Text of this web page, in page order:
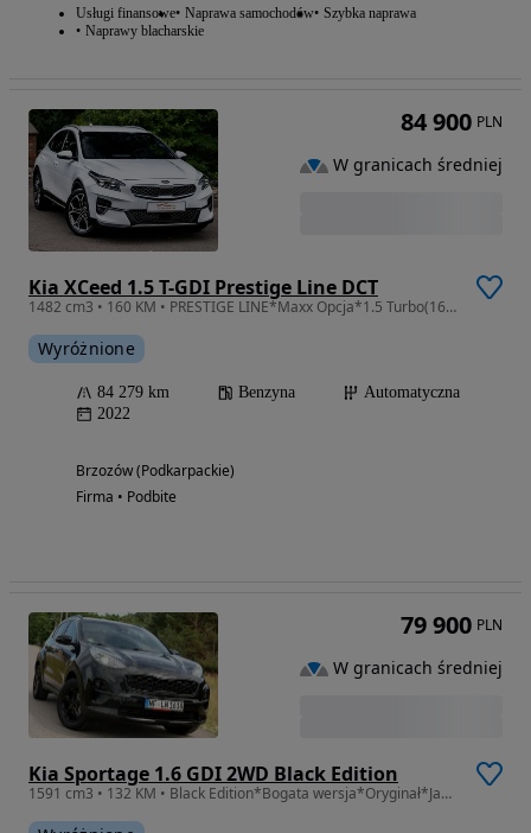
Usługi finansowe Naprawa samochodów Szybka naprawa
Naprawy blacharskie
Kia XCeed 1.5 T-GDI Prestige Line DCT
1482 cm3 • 160 KM • PRESTIGE LINE*Maxx Opcja*1.5 Turbo(160 KM)*Automat*Auto Jak NOWE!!
Wyróżnione
84 279 km Benzyna
Automatyczna
2022
Brzozów (Podkarpackie)
Firma • Podbite
84 900 PLN
W granicach średniej
Kia Sportage 1.6 GDI 2WD Black Edition
1591 cm3 • 132 KM • Black Edition*Bogata wersja*Oryginał*Jak nowa*Z Niemiec*Opłacona
79 900 PLN
W granicach średniej